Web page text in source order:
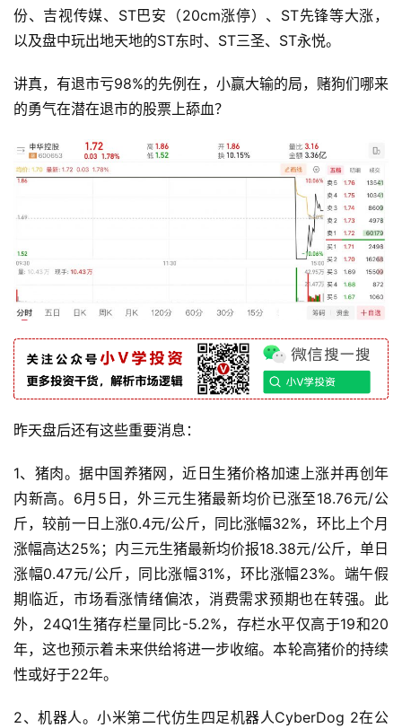
略
经
典
籍
题
精
选
财
经
航
登录 注册
份、吉视传媒、ST巴安（20cm涨停）、ST先锋等大涨，
以及盘中玩出地天地的ST东时、ST三圣、ST永悦。
讲真，有退市亏98%的先例在，小赢大输的局，赌狗们哪来
的勇气在潜在退市的股票上舔血？
昨天盘后还有这些重要消息：
1、猪肉。据中国养猪网，近日生猪价格加速上涨并再创年
内新高。6月5日，外三元生猪最新均价已涨至18.76元/公
斤，较前一日上涨0.4元/公斤，同比涨幅32%，环比上个月
涨幅高达25%；内三元生猪最新均价报18.38元/公斤，单日
涨幅0.47元/公斤，同比涨幅31%，环比涨幅23%。端午假
期临近，市场看涨情绪偏浓，消费需求预期也在转强。此
外，24Q1生猪存栏量同比-5.2%，存栏水平仅高于19和20
年，这也预示着未来供给将进一步收缩。本轮高猪价的持续
性或好于22年。
2、机器人。小米第二代仿生四足机器人CyberDog 2在公